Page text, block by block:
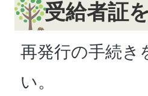
受給者証
再発行の手続き
い。